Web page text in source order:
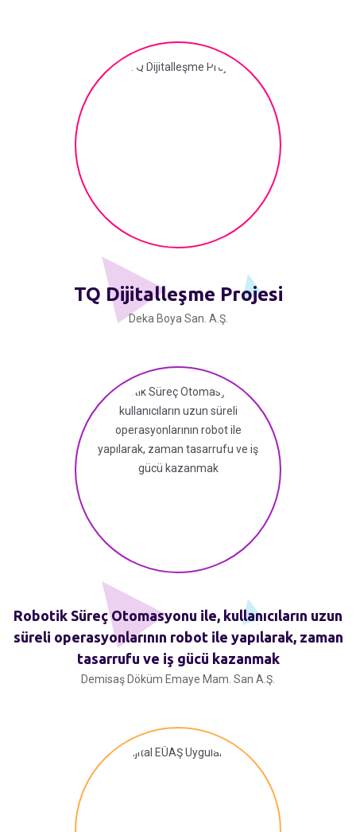
TQ Dijitalleşme Projesi
Deka Boya San. A.Ş.
Robotik Süreç Otomasyonu ile, kullanıcıların uzun
süreli operasyonlarının robot ile yapılarak, zaman
tasarrufu ve iş gücü kazanmak
Demisaş Döküm Emaye Mam. San A.Ş.